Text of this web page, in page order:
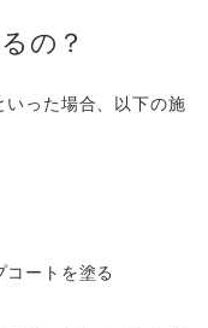
の？
いった場合、以下の施
コートを塗る